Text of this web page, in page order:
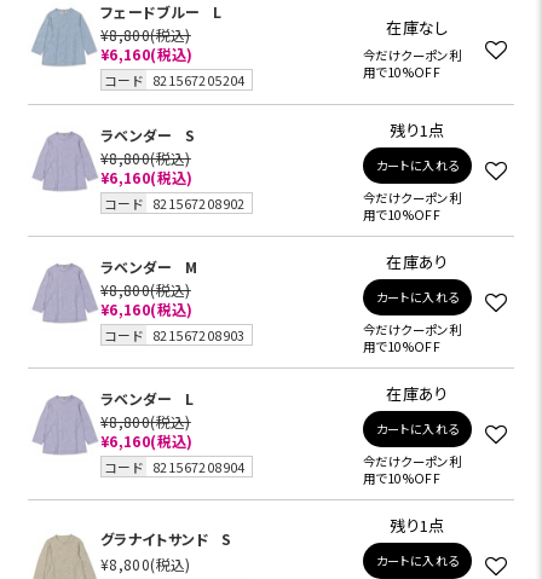
フェードブルー
L
¥8,800(税込)
¥6,160(税込)
コード 821567205204
在庫なし
今だけクーポン利
用で10%OFF
ラベンダー
S
¥8,800(税込)
¥6,160(税込)
コード 821567208902
残り1点
カートに入れる
今だけクーポン利
用で10%OFF
ラベンダー
M
¥8,800(税込)
¥6,160(税込)
コード 821567208903
在庫あり
カートに入れる
今だけクーポン利
用で10%OFF
ラベンダー
L
¥8,800(税込)
¥6,160(税込)
コード 821567208904
在庫あり
カートに入れる
今だけクーポン利
用で10%OFF
グラナイトサンド
S
¥8,800(税込)
残り1点
カートに入れる